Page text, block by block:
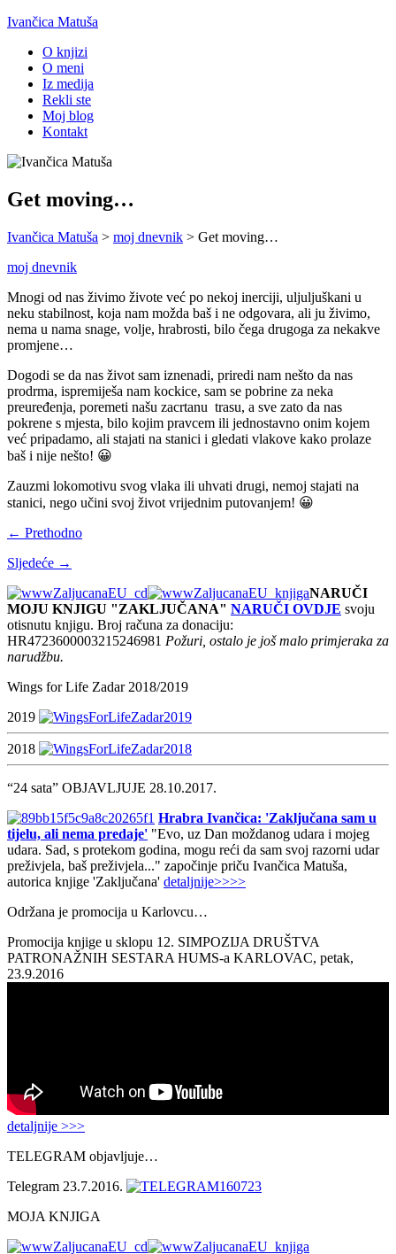
Ivančica Matuša
O knjizi
O meni
Iz medija
Rekli ste
Moj blog
Kontakt
Get moving…
Ivančica Matuša > moj dnevnik > Get moving…
moj dnevnik
Mnogi od nas živimo živote već po nekoj inerciji, uljuljuškani u
neku stabilnost, koja nam možda baš i ne odgovara, ali ju živimo,
nema u nama snage, volje, hrabrosti, bilo čega drugoga za nekakve
promjene…
Dogodi se da nas život sam iznenadi, priredi nam nešto da nas
prodrma, ispremiješa nam kockice, sam se pobrine za neka
preuređenja, poremeti našu zacrtanu trasu, a sve zato da nas
pokrene s mjesta, bilo kojim pravcem ili jednostavno onim kojem
već pripadamo, ali stajati na stanici i gledati vlakove kako prolaze
baš i nije nešto! 😀
Zauzmi lokomotivu svog vlaka ili uhvati drugi, nemoj stajati na
stanici, nego učini svoj život vrijednim putovanjem! 😀
← Prethodno
Sljedeće →
NARUČI
MOJU KNJIGU "ZAKLJUČANA" NARUČI OVDJE svoju
otisnutu knjigu. Broj računa za donaciju:
HR4723600003215246981 Požuri, ostalo je još malo primjeraka za
narudžbu.
Wings for Life Zadar 2018/2019
2019
2018
“24 sata” OBJAVLJUJE 28.10.2017.
Hrabra Ivančica: 'Zaključana sam u
tijelu, ali nema predaje' "Evo, uz Dan moždanog udara i mojeg
udara. Sad, s protekom godina, mogu reći da sam svoj razorni udar
preživjela, baš preživjela..." započinje priču Ivančica Matuša,
autorica knjige 'Zaključana' detaljnije>>>>
Održana je promocija u Karlovcu…
Promocija knjige u sklopu 12. SIMPOZIJA DRUŠTVA
PATRONAŽNIH SESTARA HUMS-a KARLOVAC, petak,
23.9.2016
detaljnije >>>
TELEGRAM objavljuje…
Telegram 23.7.2016.
MOJA KNJIGA